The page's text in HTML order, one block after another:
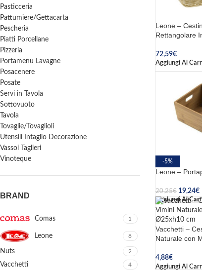
Pasticceria
Pattumiere/Gettacarta
Pescheria
Piatti Porcellane
Pizzeria
Portamenu Lavagne
Posacenere
Posate
Servi in Tavola
Sottovuoto
Tavola
Tovaglie/Tovaglioli
Utensili Intaglio Decorazione
Vassoi Taglieri
Vinoteque
BRAND
Comas 1
Leone 8
Nuts 2
Vacchetti 4
Leone –
Rettangolare
72,59€
Aggiungi Al
-5%
Leone –
20,25€ 19,24€
Aggiungi Al
Vacchetti –
Naturale con
4,88€
Aggiungi Al